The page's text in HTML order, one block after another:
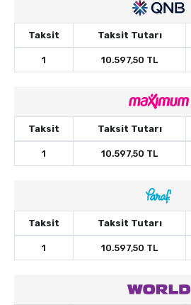
Taksit Taksit Tutarı
1 10.597,50 TL
Taksit Taksit Tutarı
1 10.597,50 TL
Taksit Taksit Tutarı
1 10.597,50 TL